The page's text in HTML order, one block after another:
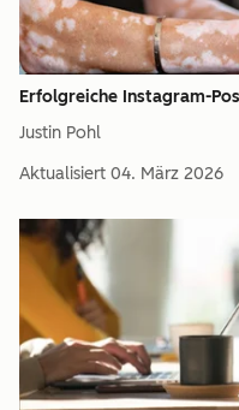
Erfolgreiche Instagram-
Justin Pohl
Aktualisiert 04. März 2026